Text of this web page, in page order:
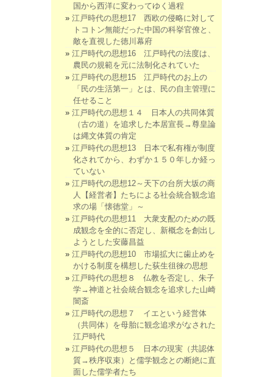
国から西洋に変わってゆく過程
江戸時代の思想17 西欧の侵略に対して
トコトン無能だった中国の科挙官僚と、
敵を直視した徳川幕府
江戸時代の思想16 江戸時代の法度は、
農民の規範を元に法制化されていた
江戸時代の思想15 江戸時代のお上の
「民の生活第一」とは、民の自主管理に
任せること
江戸時代の思想１４ 日本人の共同体質
（古の道）を追求した本居宣長→尊皇論
は縄文体質の肯定
江戸時代の思想13 日本で私有権が制度
化されてから、わずか１５０年しか経っ
ていない
江戸時代の思想12～天下の台所大坂の商
人【経営者】たちによる社会統合観念追
求の場「懐徳堂」～
江戸時代の思想11 大衆支配のための既
成観念を全的に否定し、新概念を創出し
ようとした安藤昌益
江戸時代の思想10 市場拡大に歯止めを
かける制度を構想した荻生徂徠の思想
江戸時代の思想８ 仏教を否定し、朱子
学→神道と社会統合観念を追求した山崎
闇斎
江戸時代の思想７ イエという経営体
（共同体）を母胎に観念追求がなされた
江戸時代
江戸時代の思想５ 日本の現実（共認体
質→秩序収束）と儒学観念との断絶に直
面した儒学者たち